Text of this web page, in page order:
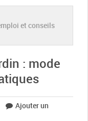
et conseils
: mode
Ajouter un